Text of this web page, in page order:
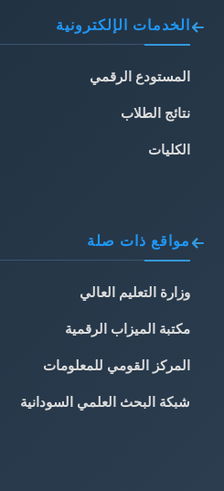
الخدمات الإلكترونية
المستودع الرقمي
نتائج الطلاب
الكليات
مواقع ذات صلة
وزارة التعليم العالي
مكتبة الميزاب الرقمية
المركز القومي للمعلومات
شبكة البحث العلمي السودانية